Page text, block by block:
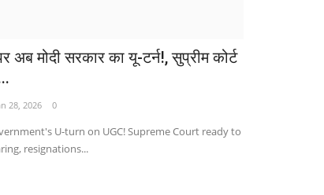
अब मोदी सरकार का यू-टर्न!, सुप्रीम कोर्ट
28, 2026 0
U-turn on UGC! Supreme Court ready to
resignations...